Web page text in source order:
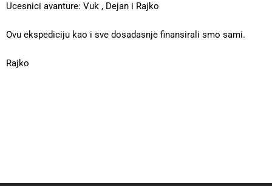
Ucesnici avanture: Vuk , Dejan i Rajko
Ovu ekspediciju kao i sve dosadasnje finansirali smo sami.
Rajko